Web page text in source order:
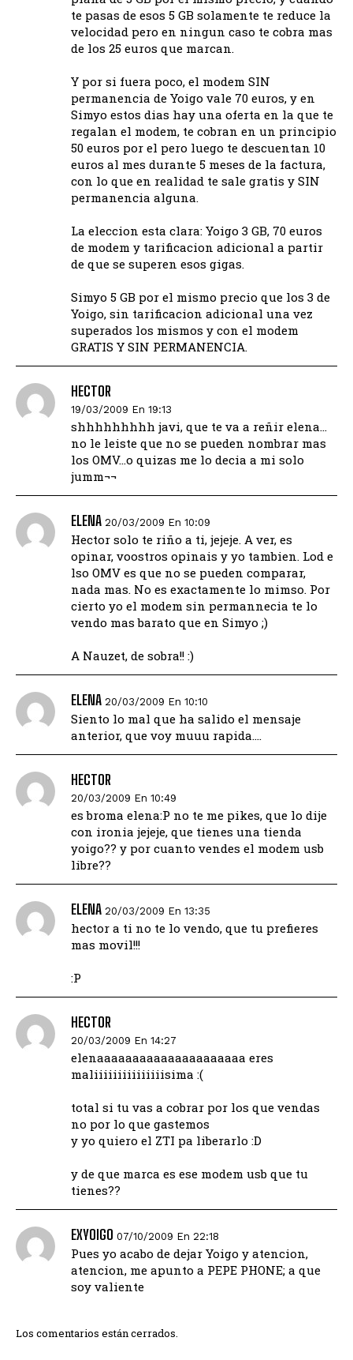
te pasas de esos 5 GB solamente te reduce la
velocidad pero en ningun caso te cobra mas
de los 25 euros que marcan.
Y por si fuera poco, el modem SIN
permanencia de Yoigo vale 70 euros, y en
Simyo estos dias hay una oferta en la que te
regalan el modem, te cobran en un principio
50 euros por el pero luego te descuentan 10
euros al mes durante 5 meses de la factura,
con lo que en realidad te sale gratis y SIN
permanencia alguna.
La eleccion esta clara: Yoigo 3 GB, 70 euros
de modem y tarificacion adicional a partir
de que se superen esos gigas.
Simyo 5 GB por el mismo precio que los 3 de
Yoigo, sin tarificacion adicional una vez
superados los mismos y con el modem
GRATIS Y SIN PERMANENCIA.
HECTOR
19/03/2009 En 19:13
shhhhhhhhh javi, que te va a reñir elena…
no le leiste que no se pueden nombrar mas
los OMV…o quizas me lo decia a mi solo
jumm¬¬
ELENA 20/03/2009 En 10:09
Hector solo te riño a ti, jejeje. A ver, es
opinar, voostros opinais y yo tambien. Lod e
lso OMV es que no se pueden comparar,
nada mas. No es exactamente lo mimso. Por
cierto yo el modem sin permannecia te lo
vendo mas barato que en Simyo ;)
A Nauzet, de sobra!! :)
ELENA 20/03/2009 En 10:10
Siento lo mal que ha salido el mensaje
anterior, que voy muuu rapida….
HECTOR
20/03/2009 En 10:49
es broma elena:P no te me pikes, que lo dije
con ironia jejeje, que tienes una tienda
yoigo?? y por cuanto vendes el modem usb
libre??
ELENA 20/03/2009 En 13:35
hector a ti no te lo vendo, que tu prefieres
mas movil!!!
:P
HECTOR
20/03/2009 En 14:27
elenaaaaaaaaaaaaaaaaaaaaa eres
maliiiiiiiiiiiiiiisima :(
total si tu vas a cobrar por los que vendas
no por lo que gastemos
y yo quiero el ZTI pa liberarlo :D
y de que marca es ese modem usb que tu
tienes??
EXYOIGO 07/10/2009 En 22:18
Pues yo acabo de dejar Yoigo y atencion,
atencion, me apunto a PEPE PHONE; a que
soy valiente
Los comentarios están cerrados.